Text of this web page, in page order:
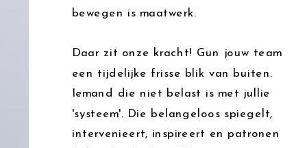
bewegen is maatwerk.
Daar zit onze kracht! Gun jouw team
een tijdelijke frisse blik van buiten.
Iemand die niet belast is met jullie
'systeem'. Die belangeloos spiegelt,
intervenieert, inspireert en patronen